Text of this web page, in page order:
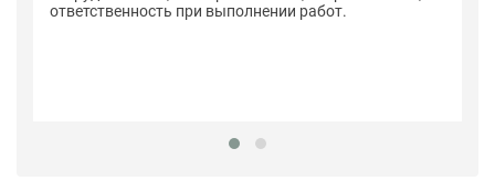
ответственность при выполнении работ.